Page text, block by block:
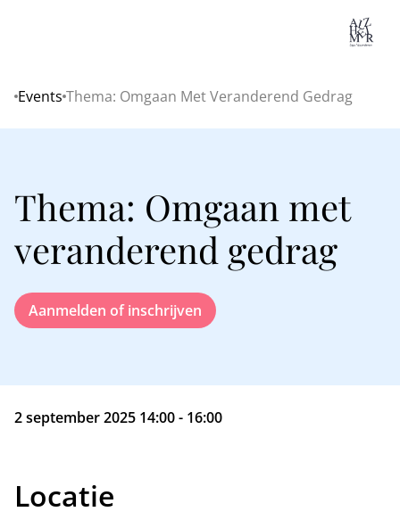
Home
Events Thema: Omgaan Met Veranderend Gedrag
Thema: Omgaan met
veranderend gedrag
Aanmelden of inschrijven
2 september 2025 14:00 - 16:00
Locatie